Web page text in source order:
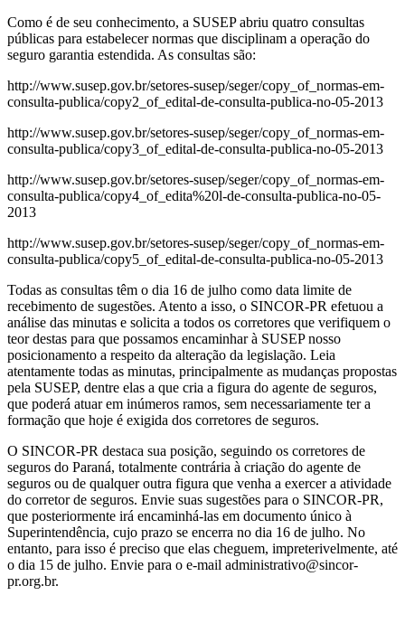
Como é de seu conhecimento, a SUSEP abriu quatro consultas
públicas para estabelecer normas que disciplinam a operação do
seguro garantia estendida. As consultas são:
http://www.susep.gov.br/setores-susep/seger/copy_of_normas-em-
consulta-publica/copy2_of_edital-de-consulta-publica-no-05-2013
http://www.susep.gov.br/setores-susep/seger/copy_of_normas-em-
consulta-publica/copy3_of_edital-de-consulta-publica-no-05-2013
http://www.susep.gov.br/setores-susep/seger/copy_of_normas-em-
consulta-publica/copy4_of_edita%20l-de-consulta-publica-no-05-
2013
http://www.susep.gov.br/setores-susep/seger/copy_of_normas-em-
consulta-publica/copy5_of_edital-de-consulta-publica-no-05-2013
Todas as consultas têm o dia 16 de julho como data limite de
recebimento de sugestões. Atento a isso, o SINCOR-PR efetuou a
análise das minutas e solicita a todos os corretores que verifiquem o
teor destas para que possamos encaminhar à SUSEP nosso
posicionamento a respeito da alteração da legislação. Leia
atentamente todas as minutas, principalmente as mudanças propostas
pela SUSEP, dentre elas a que cria a figura do agente de seguros,
que poderá atuar em inúmeros ramos, sem necessariamente ter a
formação que hoje é exigida dos corretores de seguros.
O SINCOR-PR destaca sua posição, seguindo os corretores de
seguros do Paraná, totalmente contrária à criação do agente de
seguros ou de qualquer outra figura que venha a exercer a atividade
do corretor de seguros. Envie suas sugestões para o SINCOR-PR,
que posteriormente irá encaminhá-las em documento único à
Superintendência, cujo prazo se encerra no dia 16 de julho. No
entanto, para isso é preciso que elas cheguem, impreterivelmente, até
o dia 15 de julho. Envie para o e-mail administrativo@sincor-
pr.org.br.